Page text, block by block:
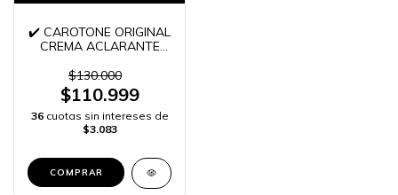
✔️ CAROTONE ORIGINAL
CREMA ACLARANTE
RÁPIDO
$130.000
$110.999
36 cuotas sin intereses de
$3.083
COMPRAR